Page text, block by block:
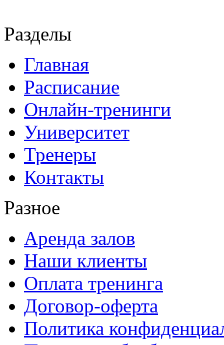
Разделы
Главная
Расписание
Онлайн-тренинги
Университет
Тренеры
Контакты
Разное
Аренда залов
Наши клиенты
Оплата тренинга
Договор-оферта
Политика